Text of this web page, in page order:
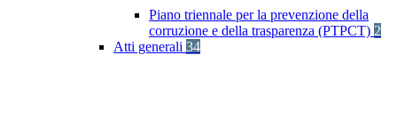
Piano triennale per la prevenzione della
corruzione e della trasparenza (PTPCT) 2
Atti generali 34